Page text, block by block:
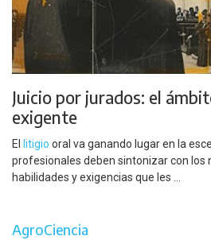
Juicio por jurados: el
exigente
El litigio oral va ganando lugar en la
profesionales deben sintonizar con los
habilidades y exigencias que les ...
AgroCiencia